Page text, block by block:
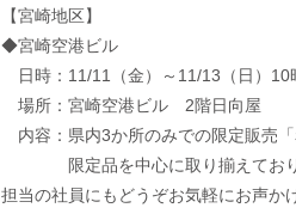
【宮崎地区】
◆宮崎空港ビル
日時：11/11（金）～11/13（日）10
場所：宮崎空港ビル 2階日向屋
内容：県内3か所のみでの限定販売
限定品を中心に取り揃えており
担当の社員にもどうぞお気軽にお声か